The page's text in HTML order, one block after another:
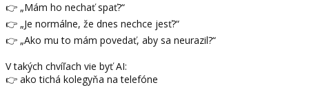
👉 „Mám ho nechať spať?“
👉 „Je normálne, že dnes nechce jesť?“
👉 „Ako mu to mám povedať, aby sa neurazil?“
V takých chvíľach vie byť AI:
👉 ako tichá kolegyňa na telefóne